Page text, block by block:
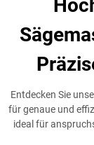
Entdecken Sie
für genaue und
ideal für